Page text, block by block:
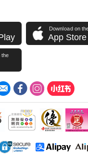
Download on
App Store
the